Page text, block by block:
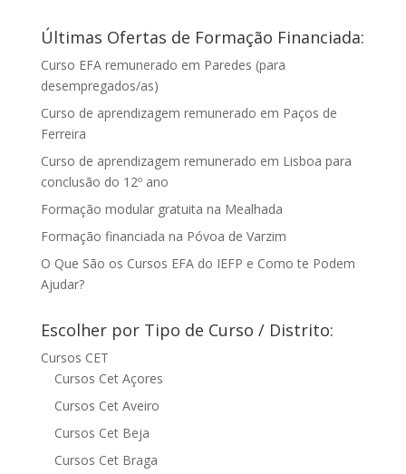
Últimas Ofertas de Formação Financiada:
Curso EFA remunerado em Paredes (para
desempregados/as)
Curso de aprendizagem remunerado em Paços de
Ferreira
Curso de aprendizagem remunerado em Lisboa para
conclusão do 12º ano
Formação modular gratuita na Mealhada
Formação financiada na Póvoa de Varzim
O Que São os Cursos EFA do IEFP e Como te Podem
Ajudar?
Escolher por Tipo de Curso / Distrito:
Cursos CET
Cursos Cet Açores
Cursos Cet Aveiro
Cursos Cet Beja
Cursos Cet Braga